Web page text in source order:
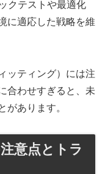
クテストや最適化
に適応した戦略を維
ッティング）には注
合わせすぎると、未
があります。
意点とトラ